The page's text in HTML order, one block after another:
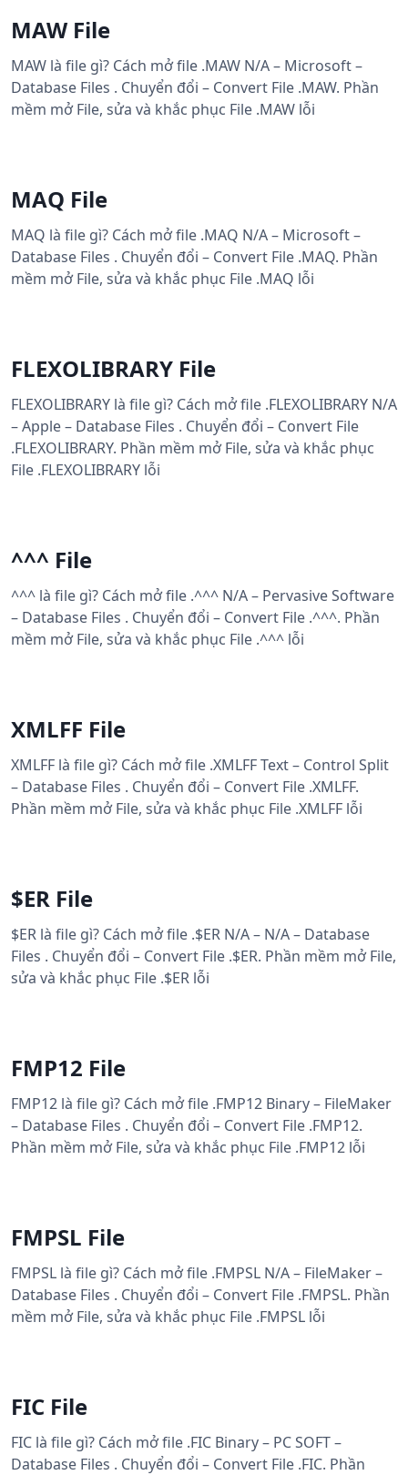
MAW File
MAW là file gì? Cách mở file .MAW N/A – Microsoft –
Database Files . Chuyển đổi – Convert File .MAW. Phần
mềm mở File, sửa và khắc phục File .MAW lỗi
MAQ File
MAQ là file gì? Cách mở file .MAQ N/A – Microsoft –
Database Files . Chuyển đổi – Convert File .MAQ. Phần
mềm mở File, sửa và khắc phục File .MAQ lỗi
FLEXOLIBRARY File
FLEXOLIBRARY là file gì? Cách mở file .FLEXOLIBRARY N/A
– Apple – Database Files . Chuyển đổi – Convert File
.FLEXOLIBRARY. Phần mềm mở File, sửa và khắc phục
File .FLEXOLIBRARY lỗi
^^^ File
^^^ là file gì? Cách mở file .^^^ N/A – Pervasive Software
– Database Files . Chuyển đổi – Convert File .^^^. Phần
mềm mở File, sửa và khắc phục File .^^^ lỗi
XMLFF File
XMLFF là file gì? Cách mở file .XMLFF Text – Control Split
– Database Files . Chuyển đổi – Convert File .XMLFF.
Phần mềm mở File, sửa và khắc phục File .XMLFF lỗi
$ER File
$ER là file gì? Cách mở file .$ER N/A – N/A – Database
Files . Chuyển đổi – Convert File .$ER. Phần mềm mở File,
sửa và khắc phục File .$ER lỗi
FMP12 File
FMP12 là file gì? Cách mở file .FMP12 Binary – FileMaker
– Database Files . Chuyển đổi – Convert File .FMP12.
Phần mềm mở File, sửa và khắc phục File .FMP12 lỗi
FMPSL File
FMPSL là file gì? Cách mở file .FMPSL N/A – FileMaker –
Database Files . Chuyển đổi – Convert File .FMPSL. Phần
mềm mở File, sửa và khắc phục File .FMPSL lỗi
FIC File
FIC là file gì? Cách mở file .FIC Binary – PC SOFT –
Database Files . Chuyển đổi – Convert File .FIC. Phần